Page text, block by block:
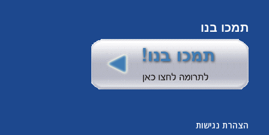
תמכו בנו
הצהרת נגישות